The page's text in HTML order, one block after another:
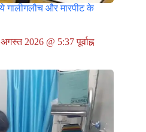
गालीगलौच और मारपीट के
2026 @ 5:37 पूर्वाह्न